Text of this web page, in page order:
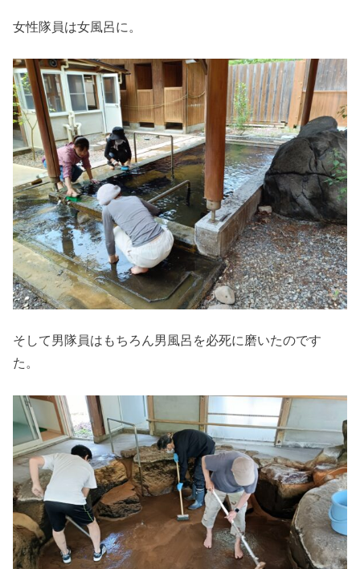
女性隊員は女風呂に。
そして男隊員はもちろん男風呂を必死に磨いたのです
た。